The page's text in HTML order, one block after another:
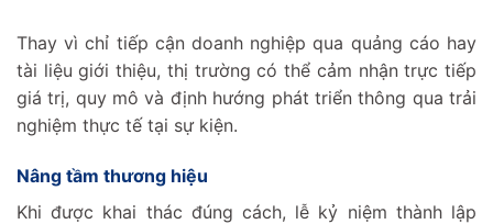
Thay vì chỉ tiếp cận doanh nghiệp qua quảng cáo hay
tài liệu giới thiệu, thị trường có thể cảm nhận trực tiếp
giá trị, quy mô và định hướng phát triển thông qua trải
nghiệm thực tế tại sự kiện.
Nâng tầm thương hiệu‌
Khi được khai thác đúng cách, lễ kỷ niệm thành lập